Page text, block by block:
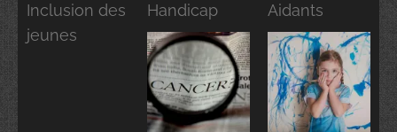
Inclusion des
jeunes
Handicap Aidants